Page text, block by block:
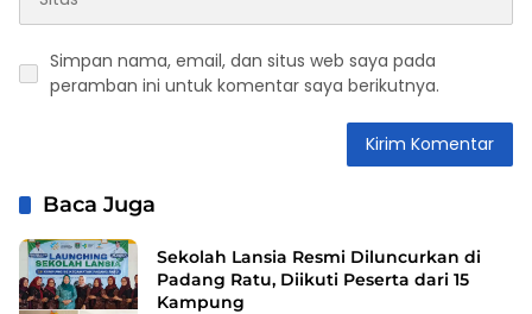
Simpan nama, email, dan situs web saya pada
peramban ini untuk komentar saya berikutnya.
Baca Juga
Sekolah Lansia Resmi Diluncurkan di
Padang Ratu, Diikuti Peserta dari 15
Kampung